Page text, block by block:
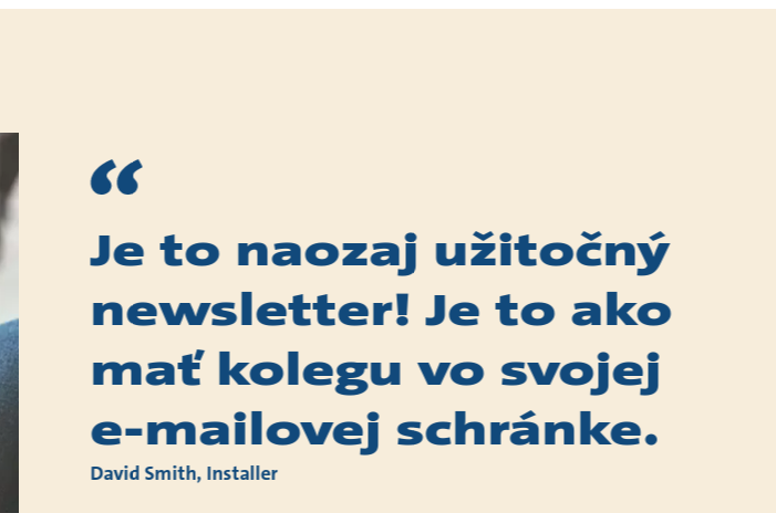
Je to naozaj užitočný
newsletter! Je to ako
mať kolegu vo svojej
e-mailovej schránke.
David Smith, Installer